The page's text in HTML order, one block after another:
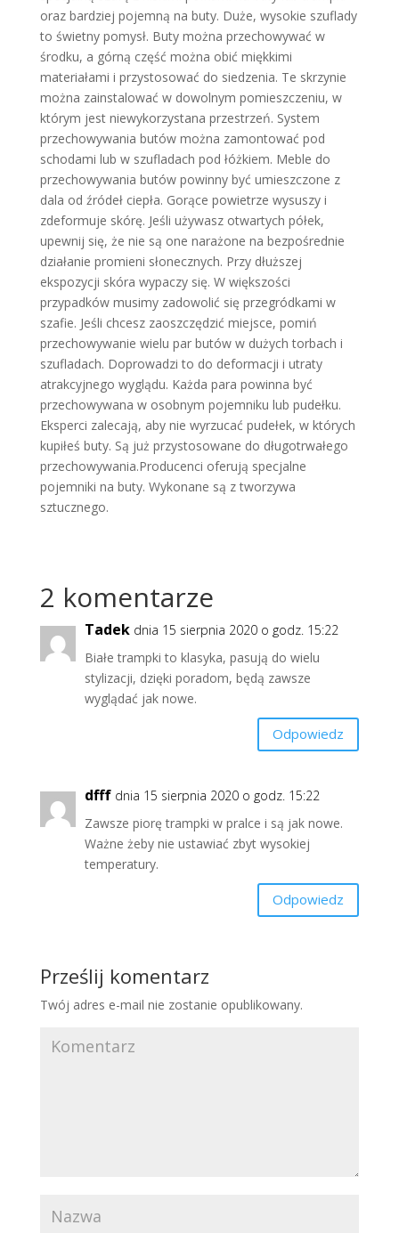
oraz bardziej pojemną na buty. Duże, wysokie szuflady
to świetny pomysł. Buty można przechowywać w
środku, a górną część można obić miękkimi
materiałami i przystosować do siedzenia. Te skrzynie
można zainstalować w dowolnym pomieszczeniu, w
którym jest niewykorzystana przestrzeń. System
przechowywania butów można zamontować pod
schodami lub w szufladach pod łóżkiem. Meble do
przechowywania butów powinny być umieszczone z
dala od źródeł ciepła. Gorące powietrze wysuszy i
zdeformuje skórę. Jeśli używasz otwartych półek,
upewnij się, że nie są one narażone na bezpośrednie
działanie promieni słonecznych. Przy dłuższej
ekspozycji skóra wypaczy się. W większości
przypadków musimy zadowolić się przegródkami w
szafie. Jeśli chcesz zaoszczędzić miejsce, pomiń
przechowywanie wielu par butów w dużych torbach i
szufladach. Doprowadzi to do deformacji i utraty
atrakcyjnego wyglądu. Każda para powinna być
przechowywana w osobnym pojemniku lub pudełku.
Eksperci zalecają, aby nie wyrzucać pudełek, w których
kupiłeś buty. Są już przystosowane do długotrwałego
przechowywania.Producenci oferują specjalne
pojemniki na buty. Wykonane są z tworzywa
sztucznego.
2 komentarze
Tadek dnia 15 sierpnia 2020 o godz. 15:22
Białe trampki to klasyka, pasują do wielu
stylizacji, dzięki poradom, będą zawsze
wyglądać jak nowe.
Odpowiedz
dfff dnia 15 sierpnia 2020 o godz. 15:22
Zawsze piorę trampki w pralce i są jak nowe.
Ważne żeby nie ustawiać zbyt wysokiej
temperatury.
Odpowiedz
Prześlij komentarz
Twój adres e-mail nie zostanie opublikowany.